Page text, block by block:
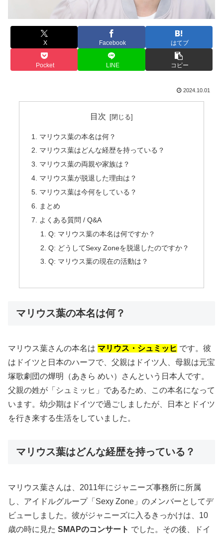
X Facebook はてブ
Pocket LINE コピー
2024.10.01
目次
マリウス葉の本名は何？
マリウス葉はどんな経歴を持っている？
マリウス葉の両親や家族は？
マリウス葉が脱退した理由は？
マリウス葉は今何をしている？
まとめ
よくある質問 / Q&A
Q: マリウス葉の本名は何ですか？
Q: どうしてSexy Zoneを脱退したのですか？
Q: マリウス葉の現在の活動は？
マリウス葉の本名は何？
マリウス葉さんの本名は マリウス・シュミッヒ です。彼
はドイツと日本のハーフで、父親はドイツ人、母親は元宝
塚歌劇団の燁明（あきら めい）さんという日本人です。
父親の姓が「シュミッヒ」であるため、この本名になって
います。幼少期はドイツで過ごしましたが、日本とドイツ
を行き来する生活をしていました。
マリウス葉はどんな経歴を持っている？
マリウス葉さんは、2011年にジャニーズ事務所に所属
し、アイドルグループ「Sexy Zone」のメンバーとしてデ
ビューしました。彼がジャニーズに入るきっかけは、10
歳の時に見た SMAPのコンサート でした。その後、ドイ